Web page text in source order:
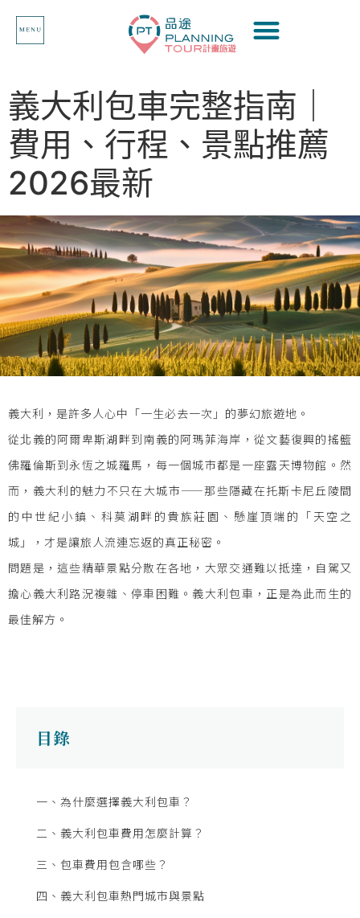
義大利包車完整指南｜
費用、行程、景點推薦
2026最新
義大利，是許多人心中「一生必去一次」的夢幻旅遊地。
從北義的阿爾卑斯湖畔到南義的阿瑪菲海岸，從文藝復興的搖籃
佛羅倫斯到永恆之城羅馬，每一個城市都是一座露天博物館。然
而，義大利的魅力不只在大城市——那些隱藏在托斯卡尼丘陵間
的中世紀小鎮、科莫湖畔的貴族莊園、懸崖頂端的「天空之
城」，才是讓旅人流連忘返的真正秘密。
問題是，這些精華景點分散在各地，大眾交通難以抵達，自駕又
擔心義大利路況複雜、停車困難。義大利包車，正是為此而生的
最佳解方。
目錄
一、為什麼選擇義大利包車？
二、義大利包車費用怎麼計算？
三、包車費用包含哪些？
四、義大利包車熱門城市與景點